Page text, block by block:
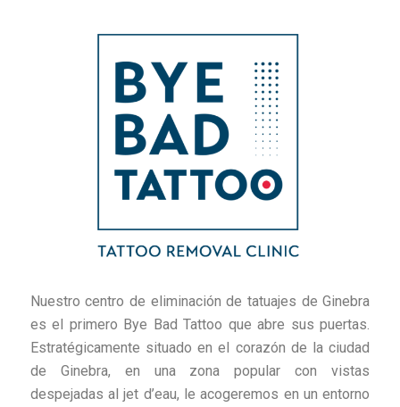
Nuestro centro de eliminación de tatuajes de Ginebra
es el primero Bye Bad Tattoo que abre sus puertas.
Estratégicamente situado en el corazón de la ciudad
de Ginebra, en una zona popular con vistas
despejadas al jet d’eau, le acogeremos en un entorno